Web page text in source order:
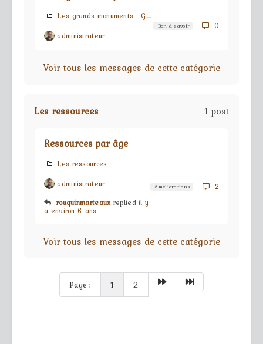
Les grands monuments - G.M.s
administrateur
Bon à savoir 0
Voir tous les messages de cette catégorie
Les ressources 1 post
Ressources par âge
Les ressources
administrateur
rouquinmarteaux repliedil y
a environ 6 ans
Améliorations 2
Voir tous les messages de cette catégorie
Page : 1 2